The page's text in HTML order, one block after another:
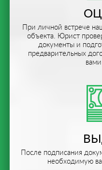
При личной встрече
объекта. Юрист
документы и
предварительных
После подписания
необходимую